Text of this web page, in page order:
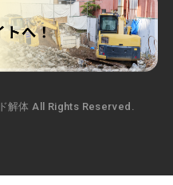
解体 All Rights Reserved.